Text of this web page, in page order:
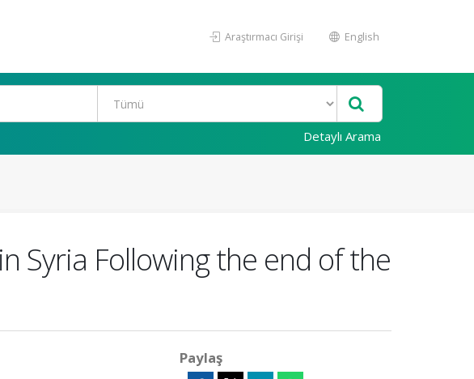
Araştırmacı Girişi English
Detaylı Arama
Syria Following the end of the
Paylaş